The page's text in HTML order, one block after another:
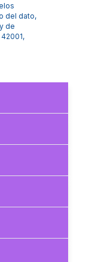
del dato,
de